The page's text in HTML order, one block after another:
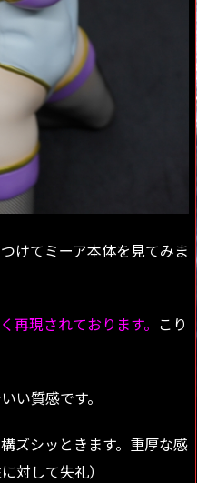
けてミーア本体を見てみま
再現されております。 こり
い質感です。
ズシッときます。重厚な感
対して失礼）